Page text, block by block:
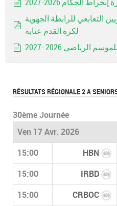
الحكام 2026-2027
pdf
التعابعي للرابطة الجهوية
لكرة القدم عنابة
الرياضي 2026 -2027
RÉSULTATS RÉGIONALE 2 A
30ème Journée
Ven 17 Avr. 2026
15:00 HBN
15:00 IRBD
15:00 CRBOC